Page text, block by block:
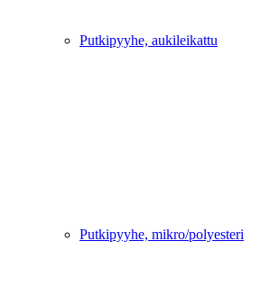
Putkipyyhe, aukileikattu
Putkipyyhe, mikro/polyesteri